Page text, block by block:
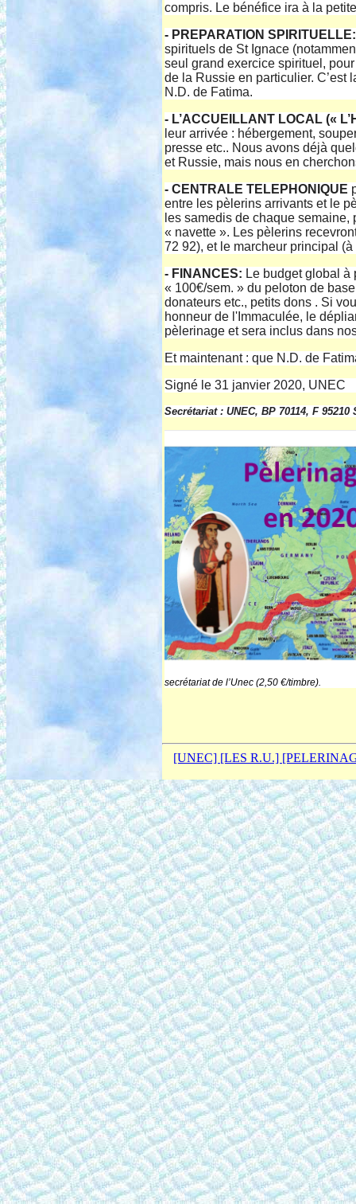
compris. Le bénéfice ira à la
- PREPARATION SPIRITUELLE:
spirituels de St Ignace
seul grand exercice spirituel,
de la Russie en particulier.
N.D. de Fatima.
- L’ACCUEILLANT LOCAL («
leur arrivée : hébergement,
presse etc.. Nous avons déjà
et Russie, mais nous en
- CENTRALE TELEPHONIQUE
entre les pèlerins arrivants et le
les samedis de chaque
« navette ». Les pèlerins
72 92), et le marcheur principal (à
- FINANCES: Le budget global
« 100€/sem. » du peloton de
donateurs etc., petits dons . Si
honneur de l'Immaculée, le
pèlerinage et sera inclus dans
Et maintenant : que N.D. de
Signé le 31 janvier 2020, UNEC
Secrétariat : UNEC, BP 70114, F
secrétariat de l’Unec (2,50 €/timbre).
[UNEC] [LES R.U.]